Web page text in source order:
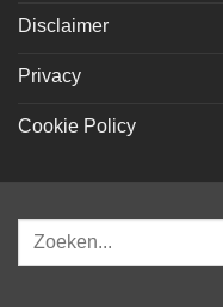
Disclaimer
Privacy
Cookie Policy
Zoeken